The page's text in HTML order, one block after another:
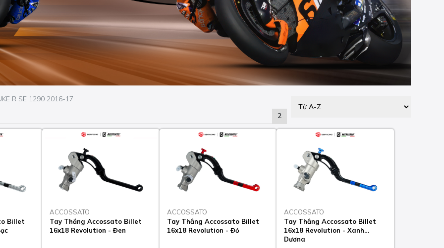
R SE 1290 2016-17
2
Billet
ACCOSSATO
Tay Thắng Accossato Billet
16x18 Revolution - Đen
ACCOSSATO
Tay Thắng Accossato Billet
16x18 Revolution - Đỏ
ACCOSSATO
Tay Thắng Accossato Billet
16x18 Revolution - Xanh
Dương